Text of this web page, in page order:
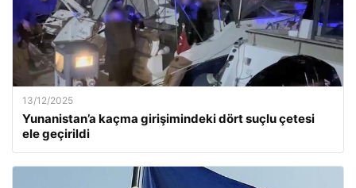
13/12/2025
Yunanistan’a kaçma girişimindeki dört suçlu çetesi
ele geçirildi